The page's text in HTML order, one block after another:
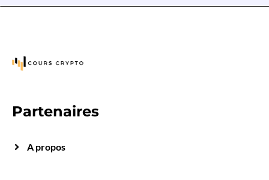
Partenaires
A propos